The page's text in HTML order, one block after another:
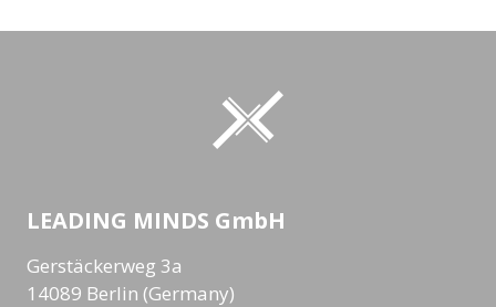
LEADING MINDS GmbH
Gerstäckerweg 3a
14089 Berlin (Germany)